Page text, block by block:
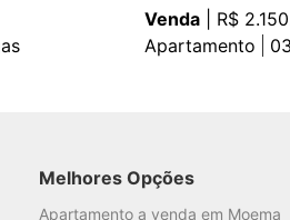
Venda | R$
Apartamento
03
Melhores Opções
Apartamento a venda em Moema